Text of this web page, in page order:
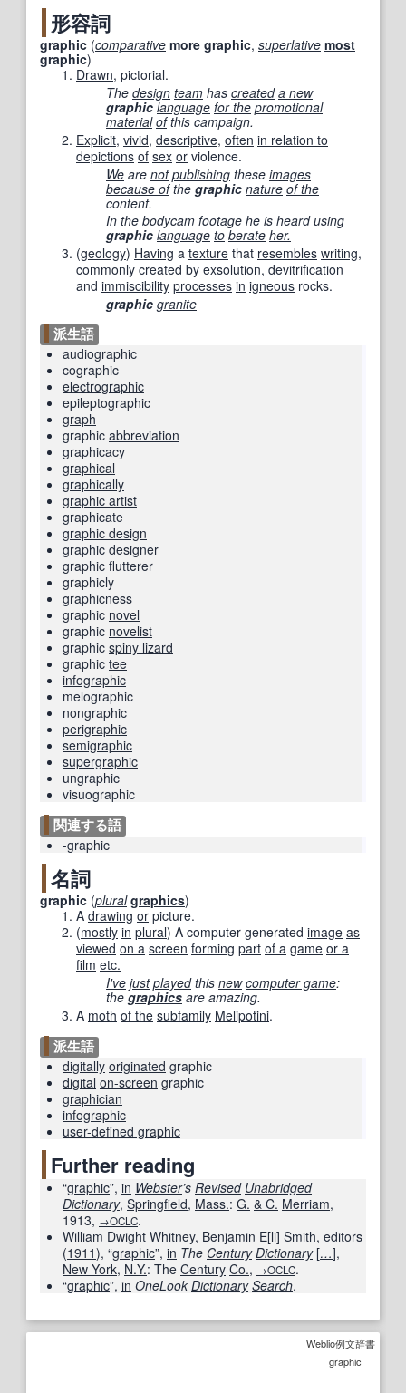
形容詞
graphic (comparative more graphic, superlative most
graphic)
Drawn, pictorial.
The design team has created a new
graphic language for the promotional
material ofthis campaign.
Explicit, vivid, descriptive, often in relation to
depictions of sex or violence.
We are not publishing these images
because ofthe graphic nature of the
content.
In the bodycam footage he is heard using
graphic language to berate her.
(geology) Having a texture that resembles writing,
commonly created by exsolution, devitrification
and immiscibility processes in igneous rocks.
graphic granite
派生語
audiographic
cographic
electrographic
epileptographic
graph
graphic abbreviation
graphicacy
graphical
graphically
graphic artist
graphicate
graphic design
graphic designer
graphic flutterer
graphicly
graphicness
graphic novel
graphic novelist
graphic spiny lizard
graphic tee
infographic
melographic
nongraphic
perigraphic
semigraphic
supergraphic
ungraphic
visuographic
関連する語
-graphic
名詞
graphic (plural graphics)
A drawing or picture.
(mostly in plural) A computer-generated image as
viewed on a screen forming part of a game or a
film etc.
I've just playedthis new computer game:
the graphics are amazing.
A moth of the subfamily Melipotini.
派生語
digitally originated graphic
digital on-screen graphic
graphician
infographic
user-defined graphic
Further reading
“graphic”, in Webster’s Revised Unabridged
Dictionary, Springfield, Mass.: G. & C. Merriam,
1913, →OCLC.
William Dwight Whitney, Benjamin E[li] Smith, editors
(1911), “graphic”, in The Century Dictionary […],
New York, N.Y.: The Century Co., →OCLC.
“graphic”, in OneLook Dictionary Search.
Weblio例文辞書
graphic